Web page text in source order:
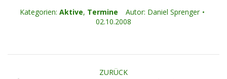
Kategorien: Aktive, Termine Autor: Daniel Sprenger
02.10.2008
ZURÜCK